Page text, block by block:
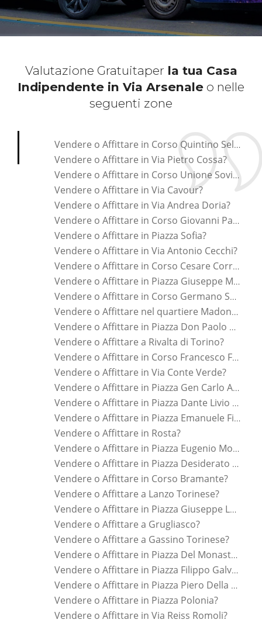
Valutazione Gratuitaper la tua Casa
Indipendente in Via Arsenale o nelle
seguenti zone
Vendere o Affittare in Corso Quintino Sella?
Vendere o Affittare in Via Pietro Cossa?
Vendere o Affittare in Corso Unione Sovietica?
Vendere o Affittare in Via Cavour?
Vendere o Affittare in Via Andrea Doria?
Vendere o Affittare in Corso Giovanni Pascoli?
Vendere o Affittare in Piazza Sofia?
Vendere o Affittare in Via Antonio Cecchi?
Vendere o Affittare in Corso Cesare Correnti?
Vendere o Affittare in Piazza Giuseppe Manno?
Vendere o Affittare in Corso Germano Sommeiller?
Vendere o Affittare nel quartiere Madonna Del Pilone?
Vendere o Affittare in Piazza Don Paolo Albera?
Vendere o Affittare a Rivalta di Torino?
Vendere o Affittare in Corso Francesco Ferrucci?
Vendere o Affittare in Via Conte Verde?
Vendere o Affittare in Piazza Gen Carlo Alberto Dalla Chiesa?
Vendere o Affittare in Piazza Dante Livio Bianco?
Vendere o Affittare in Piazza Emanuele Filiberto?
Vendere o Affittare in Rosta?
Vendere o Affittare in Piazza Eugenio Montale?
Vendere o Affittare in Piazza Desiderato Chiaves?
Vendere o Affittare in Corso Bramante?
Vendere o Affittare a Lanzo Torinese?
Vendere o Affittare in Piazza Giuseppe Luigi Lagrange?
Vendere o Affittare a Grugliasco?
Vendere o Affittare a Gassino Torinese?
Vendere o Affittare in Piazza Del Monastero?
Vendere o Affittare in Piazza Filippo Galvagno?
Vendere o Affittare in Piazza Piero Della Francesca?
Vendere o Affittare in Piazza Polonia?
Vendere o Affittare in Via Reiss Romoli?